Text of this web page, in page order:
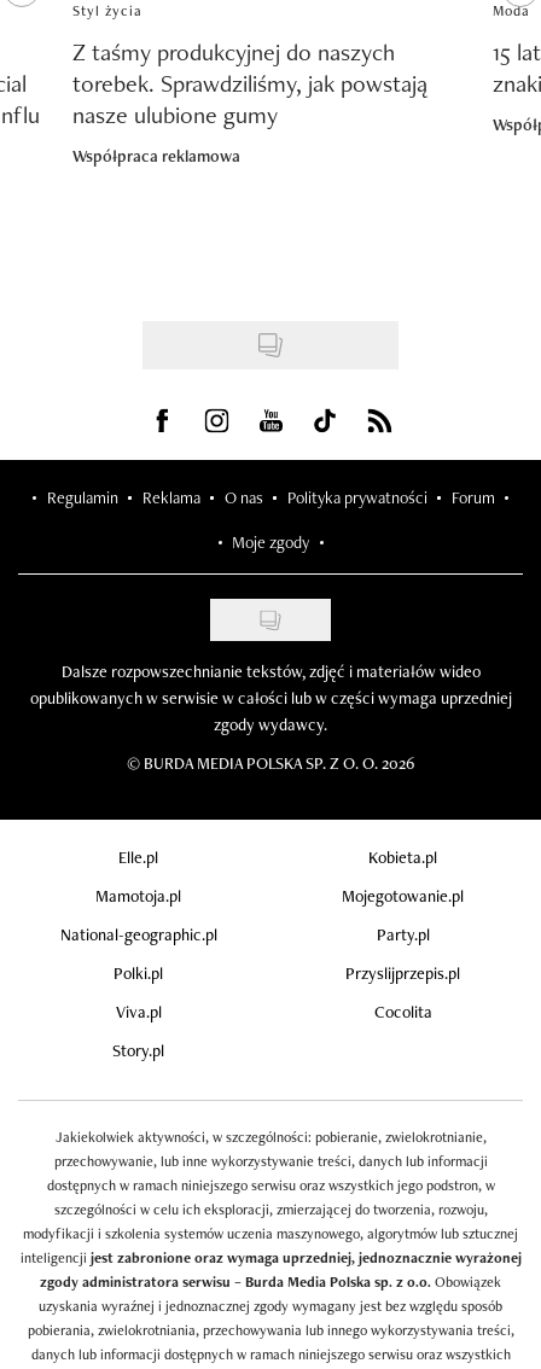
Styl życia
Z taśmy produkcyjnej do naszych
torebek. Sprawdziliśmy, jak powstają
nasze ulubione gumy
Współpraca reklamowa
Moda
15
Visit us on Facebook
Visit us on Instagram
Visit us on Youtube
Visit us on Tiktok
Visit us on Rss
Regulamin Reklama O nas Polityka prywatności Forum
Moje zgody
Dalsze rozpowszechnianie tekstów, zdjęć i materiałów wideo
opublikowanych w serwisie w całości lub w części wymaga uprzedniej
zgody wydawcy.
© BURDA MEDIA POLSKA SP. Z O. O. 2026
Elle.pl
Kobieta.pl
Mamotoja.pl
Mojegotowanie.pl
National-geographic.pl
Party.pl
Polki.pl
Przyslijprzepis.pl
Viva.pl
Cocolita
Story.pl
Jakiekolwiek aktywności, w szczególności: pobieranie, zwielokrotnianie,
przechowywanie, lub inne wykorzystywanie treści, danych lub informacji
dostępnych w ramach niniejszego serwisu oraz wszystkich jego podstron, w
szczególności w celu ich eksploracji, zmierzającej do tworzenia, rozwoju,
modyfikacji i szkolenia systemów uczenia maszynowego, algorytmów lub sztucznej
inteligencji jest zabronione oraz wymaga uprzedniej, jednoznacznie wyrażonej
zgody administratora serwisu – Burda Media Polska sp. z o.o.Obowiązek
uzyskania wyraźnej i jednoznacznej zgody wymagany jest bez względu sposób
pobierania, zwielokrotniania, przechowywania lub innego wykorzystywania treści,
danych lub informacji dostępnych w ramach niniejszego serwisu oraz wszystkich